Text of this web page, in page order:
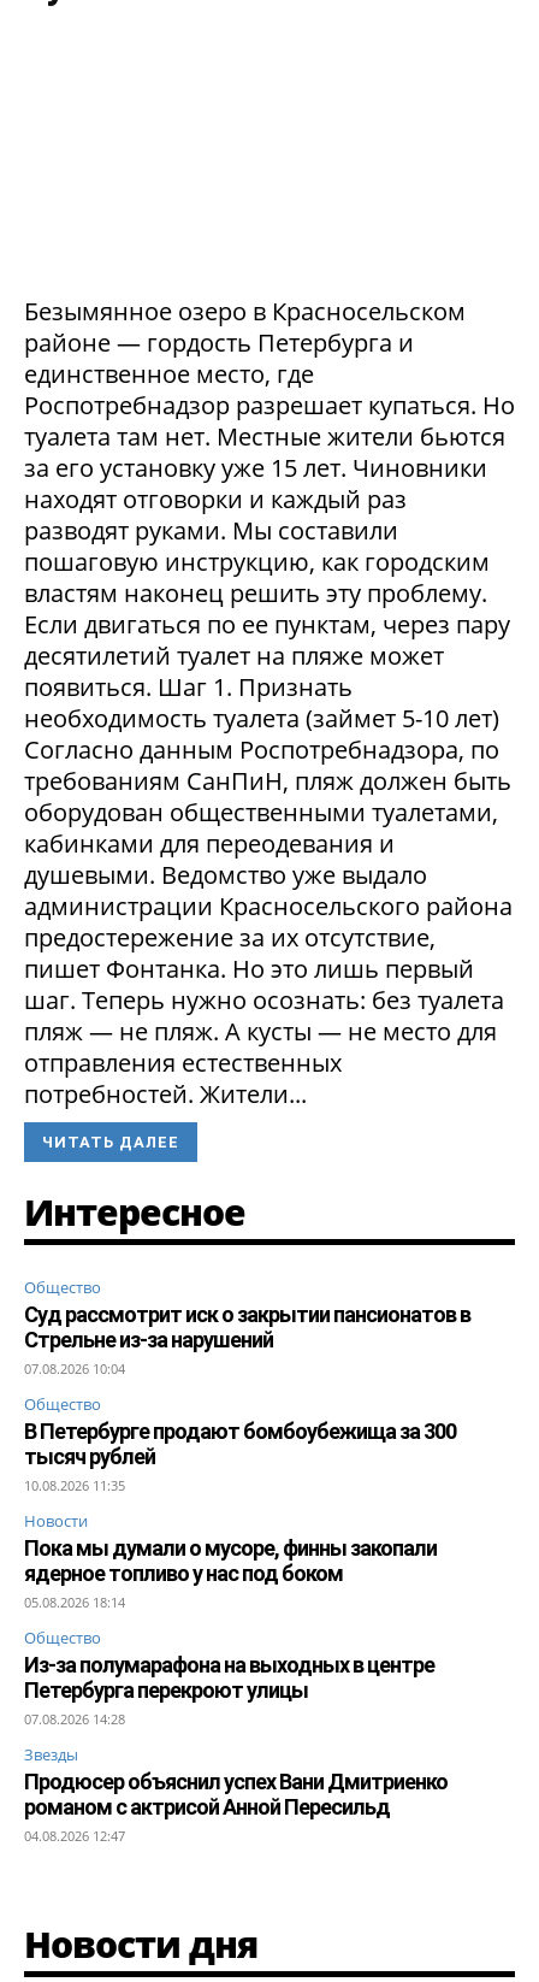
Безымянное озеро в Красносельском
районе — гордость Петербурга и
единственное место, где
Роспотребнадзор разрешает купаться. Но
туалета там нет. Местные жители бьются
за его установку уже 15 лет. Чиновники
находят отговорки и каждый раз
разводят руками. Мы составили
пошаговую инструкцию, как городским
властям наконец решить эту проблему.
Если двигаться по ее пунктам, через пару
десятилетий туалет на пляже может
появиться. Шаг 1. Признать
необходимость туалета (займет 5-10 лет)
Согласно данным Роспотребнадзора, по
требованиям СанПиН, пляж должен быть
оборудован общественными туалетами,
кабинками для переодевания и
душевыми. Ведомство уже выдало
администрации Красносельского района
предостережение за их отсутствие,
пишет Фонтанка. Но это лишь первый
шаг. Теперь нужно осознать: без туалета
пляж — не пляж. А кусты — не место для
отправления естественных
потребностей. Жители...
ЧИТАТЬ ДАЛЕЕ
Интересное
Общество
Суд рассмотрит иск о закрытии пансионатов в
Стрельне из-за нарушений
07.08.2026 10:04
Общество
В Петербурге продают бомбоубежища за 300
тысяч рублей
10.08.2026 11:35
Новости
Пока мы думали о мусоре, финны закопали
ядерное топливо у нас под боком
05.08.2026 18:14
Общество
Из-за полумарафона на выходных в центре
Петербурга перекроют улицы
07.08.2026 14:28
Звезды
Продюсер объяснил успех Вани Дмитриенко
романом с актрисой Анной Пересильд
04.08.2026 12:47
Новости дня